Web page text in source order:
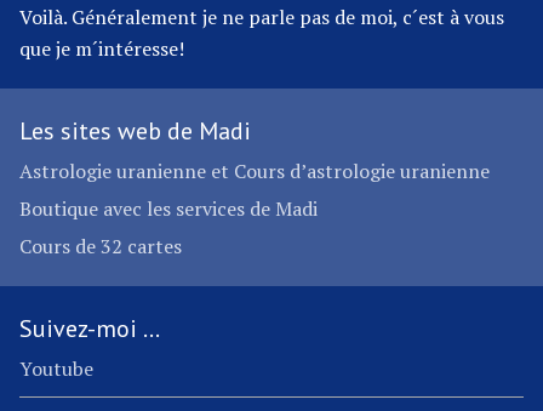
Voilà. Généralement je ne parle pas de moi, c´est à vous
que je m´intéresse!
Les sites web de Madi
Astrologie uranienne et Cours d’astrologie uranienne
Boutique avec les services de Madi
Cours de 32 cartes
Suivez-moi …
Youtube